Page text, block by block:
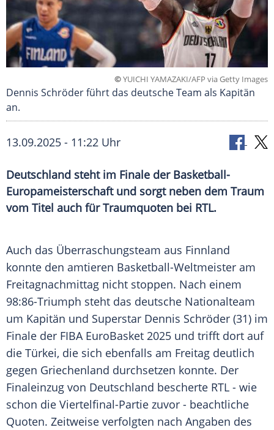
©YUICHI YAMAZAKI/AFP via Getty Images
Dennis Schröder führt das deutsche Team als Kapitän
an.
13.09.2025 - 11:22 Uhr
Deutschland steht im Finale der Basketball-
Europameisterschaft und sorgt neben dem Traum
vom Titel auch für Traumquoten bei RTL.
Auch das Überraschungsteam aus Finnland
konnte den amtieren Basketball-Weltmeister am
Freitagnachmittag nicht stoppen. Nach einem
98:86-Triumph steht das deutsche Nationalteam
um Kapitän und Superstar Dennis Schröder (31) im
Finale der FIBA EuroBasket 2025 und trifft dort auf
die Türkei, die sich ebenfalls am Freitag deutlich
gegen Griechenland durchsetzen konnte. Der
Finaleinzug von Deutschland bescherte RTL - wie
schon die Viertelfinal-Partie zuvor - beachtliche
Quoten. Zeitweise verfolgten nach Angaben des